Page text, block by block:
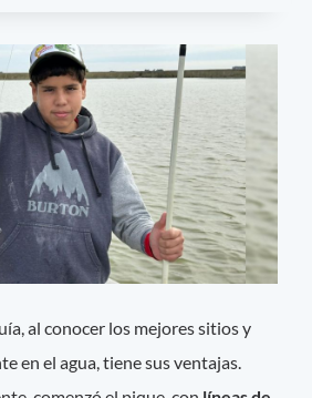
al conocer los mejores sitios y
en el agua, tiene sus ventajas.